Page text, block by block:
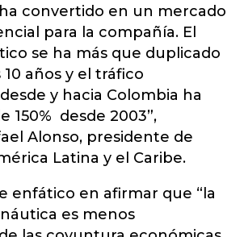
convertido en un mercado
para la compañía. El
se ha más que duplicado
años y el tráfico
y hacia Colombia ha
150% desde 2003”,
Alonso, presidente de
Latina y el Caribe.
enfático en afirmar que “la
es menos